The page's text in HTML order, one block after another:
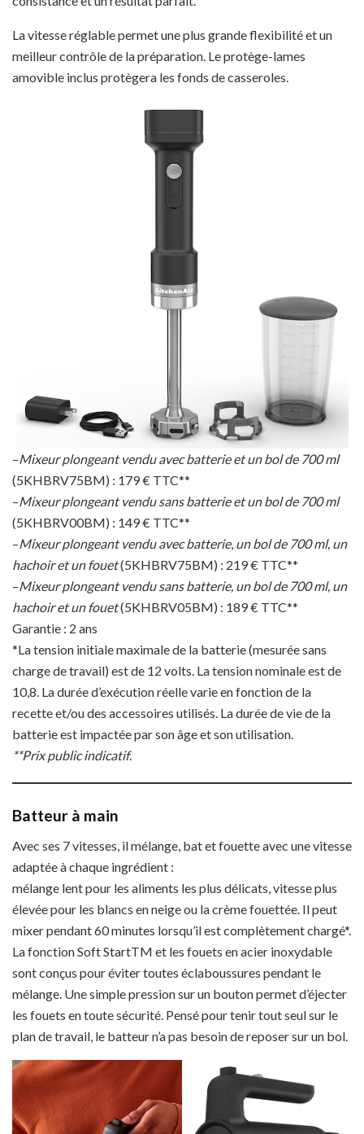
La vitesse réglable permet une plus grande flexibilité et un
meilleur contrôle de la préparation. Le protège-lames
amovible inclus protègera les fonds de casseroles.
–Mixeur plongeant vendu avec batterie et un bol de 700 ml
(5KHBRV75BM) : 179 € TTC**
–Mixeur plongeant vendu sans batterie et un bol de 700 ml
(5KHBRV00BM) : 149 € TTC**
–Mixeur plongeant vendu avec batterie, un bol de 700 ml, un
hachoir et un fouet(5KHBRV75BM) : 219 € TTC**
–Mixeur plongeant vendu sans batterie, un bol de 700 ml, un
hachoir et un fouet(5KHBRV05BM) : 189 € TTC**
Garantie : 2 ans
*La tension initiale maximale de la batterie (mesurée sans
charge de travail) est de 12 volts. La tension nominale est de
10,8. La durée d’exécution réelle varie en fonction de la
recette et/ou des accessoires utilisés. La durée de vie de la
batterie est impactée par son âge et son utilisation.
**Prix public indicatif.
Batteur à main
Avec ses 7 vitesses, il mélange, bat et fouette avec une vitesse
adaptée à chaque ingrédient :
mélange lent pour les aliments les plus délicats, vitesse plus
élevée pour les blancs en neige ou la crème fouettée. Il peut
mixer pendant 60 minutes lorsqu’il est complètement chargé*.
La fonction Soft StartTM et les fouets en acier inoxydable
sont conçus pour éviter toutes éclaboussures pendant le
mélange. Une simple pression sur un bouton permet d’éjecter
les fouets en toute sécurité. Pensé pour tenir tout seul sur le
plan de travail, le batteur n’a pas besoin de reposer sur un bol.